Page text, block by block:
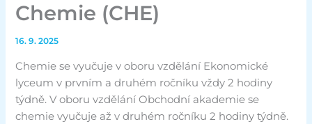
Chemie (CHE)
16. 9. 2025
Chemie se vyučuje v oboru vzdělání Ekonomické
lyceum v prvním a druhém ročníku vždy 2 hodiny
týdně. V oboru vzdělání Obchodní akademie se
chemie vyučuje až v druhém ročníku 2 hodiny týdně.